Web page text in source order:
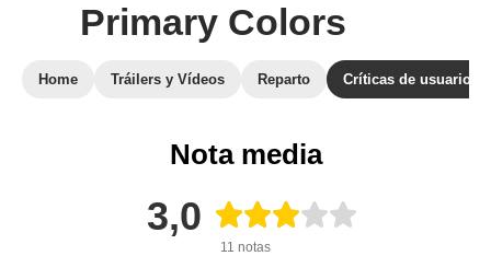
Primary Colors
Home Tráilers y Vídeos Reparto Críticas de usuarios
Nota media
3,0
11 notas